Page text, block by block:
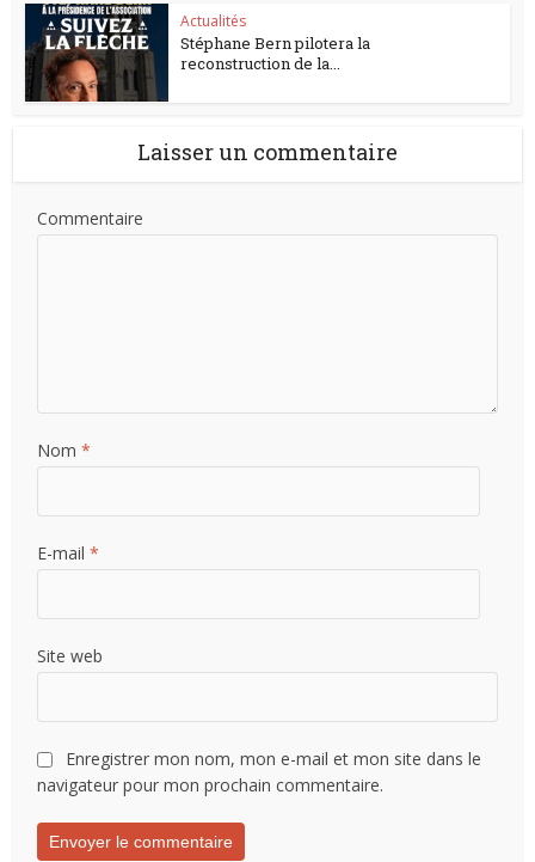
Actualités
Stéphane Bern pilotera la
reconstruction de la...
Laisser un commentaire
Commentaire
Nom*
E-mail*
Site web
Enregistrer mon nom, mon e-mail et mon site dans le
navigateur pour mon prochain commentaire.